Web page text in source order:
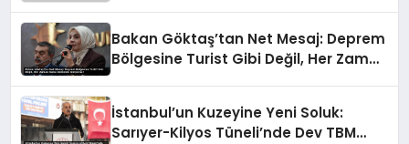
Bakan Göktaş’tan Net Mesaj: Deprem
Bölgesine Turist Gibi Değil, Her Zaman
İstanbul’un Kuzeyine Yeni Soluk:
Sarıyer-Kilyos Tüneli’nde Dev TBM